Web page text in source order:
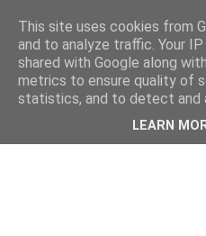
This site uses cookies from
and to analyze traffic. Your
shared with Google along
metrics to ensure quality of
statistics, and to detect and
LEARN